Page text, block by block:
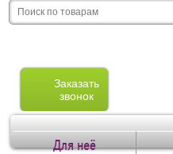
Заказать
звонок
Для неё